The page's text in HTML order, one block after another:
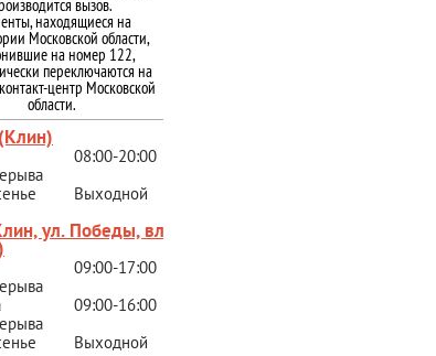
вызов.
находящиеся на
Московской области,
на номер 122,
переключаются на
центр Московской
области.
08:00-20:00
Выходной
ул. Победы, вл.
09:00-17:00
09:00-16:00
Выходной